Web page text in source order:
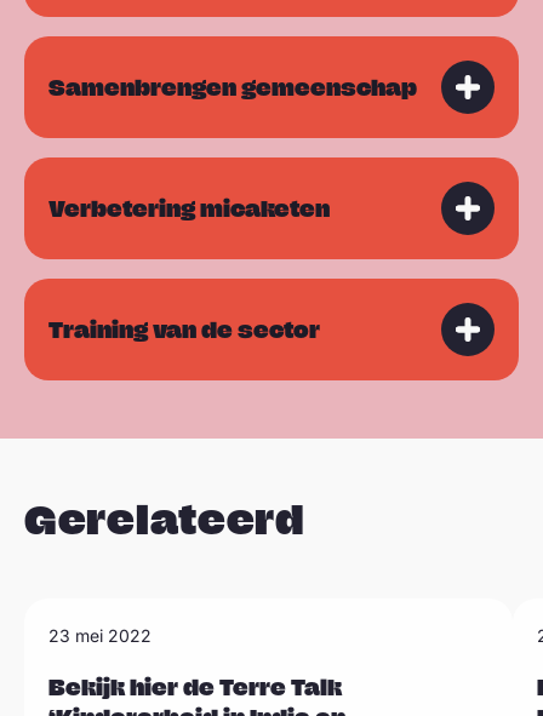
Samenbrengen gemeenschap
Verbetering micaketen
Training van de sector
Gerelateerd
Sla carousel over
23 mei 2022
Bekijk hier de Terre Talk